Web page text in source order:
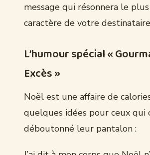
message qui résonnera le
caractère de votre
L’humour spécial «
Excès »
Noël est une affaire de
quelques idées pour ceux qui
déboutonné leur pantalon :